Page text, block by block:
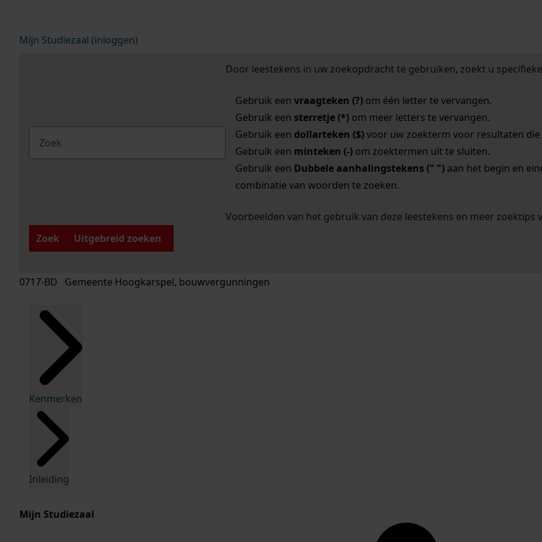
Mijn Studiezaal (inloggen)
Door leestekens in uw zoekopdracht te gebruiken, zoekt u
Gebruik een vraagteken (?)om één letter te vervangen.
Gebruik een sterretje (*)om meer letters te vervangen.
Gebruik een dollarteken ($)voor uw zoekterm voor resultaten die
Gebruik een minteken (-)om zoektermen uit te sluiten.
Gebruik een Dubbele aanhalingstekens (" ")aan het begin en
combinatie van woorden te zoeken.
Voorbeelden van het gebruik van deze leestekens en meer zoektips
Zoek
Uitgebreid zoeken
0717-BD Gemeente Hoogkarspel, bouwvergunningen
Kenmerken
Inleiding
Mijn Studiezaal